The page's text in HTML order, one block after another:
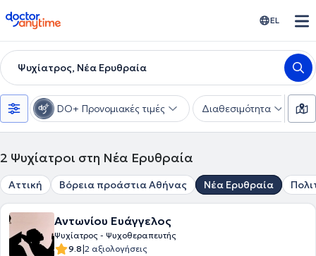
doctoranytime EL
Ψυχίατρος, Νέα Ερυθραία
DO+ Προνομιακές τιμές Διαθεσιμότητα
2 Ψυχίατροι στη Νέα Ερυθραία
Αττική Βόρεια προάστια Αθήνας Νέα Ερυθραία
Αντωνίου Ευάγγελος
Ψυχίατρος - Ψυχοθεραπευτής
9.8|2 αξιολογήσεις